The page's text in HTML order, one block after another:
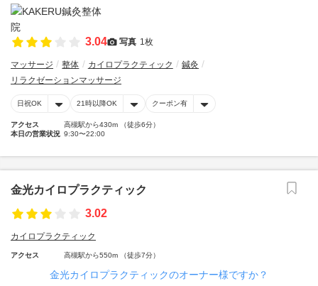
3.04 写真 1枚
マッサージ 整体 カイロプラクティック
鍼灸
リラクゼーションマッサージ
日祝OK 21時以降OK クーポン有
アクセス
高槻駅から430m （徒歩6分）
本日の営業状況 9:30〜22:00
金光カイロプラクティック
3.02
カイロプラクティック
アクセス 高槻駅から550m （徒歩7分）
金光カイロプラクティックのオーナー様ですか？